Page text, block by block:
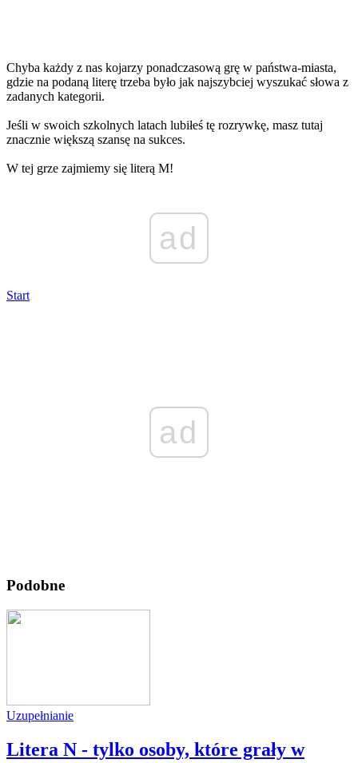
Chyba każdy z nas kojarzy ponadczasową grę w państwa-miasta,
gdzie na podaną literę trzeba było jak najszybciej wyszukać słowa z
zadanych kategorii.
Jeśli w swoich szkolnych latach lubiłeś tę rozrywkę, masz tutaj
znacznie większą szansę na sukces.
W tej grze zajmiemy się literą M!
ad
Start
ad
Podobne
Uzupełnianie
Litera N - tylko osoby, które grały w